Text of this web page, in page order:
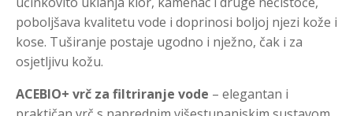
poboljšava kvalitetu vode i doprinosi boljoj njezi kože i
kose. Tuširanje postaje ugodno i nježno, čak i za
osjetljivu kožu.
ACEBIO+ vrč za filtriranje vode – elegantan i